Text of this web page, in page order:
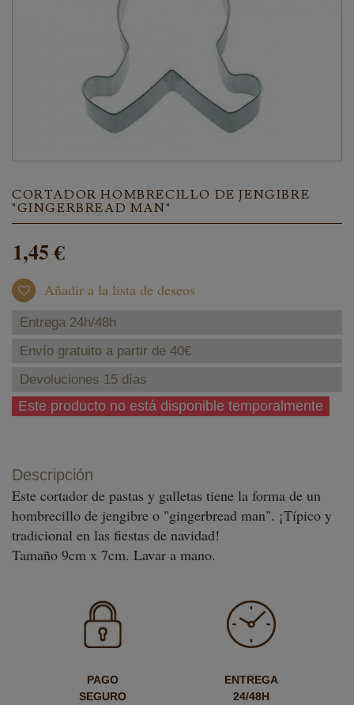
CORTADOR HOMBRECILLO DE JENGIBRE
"GINGERBREAD MAN"
1,45 €
Añadir a la lista de deseos
Entrega 24h/48h
Envío gratuito a partir de 40€
Devoluciones 15 días
Este producto no está disponible temporalmente
Descripción
Este cortador de pastas y galletas tiene la forma de un
hombrecillo de jengibre o "gingerbread man". ¡Típico y
tradicional en las fiestas de navidad!
Tamaño 9cm x 7cm. Lavar a mano.
PAGO
SEGURO
ENTREGA
24/48H